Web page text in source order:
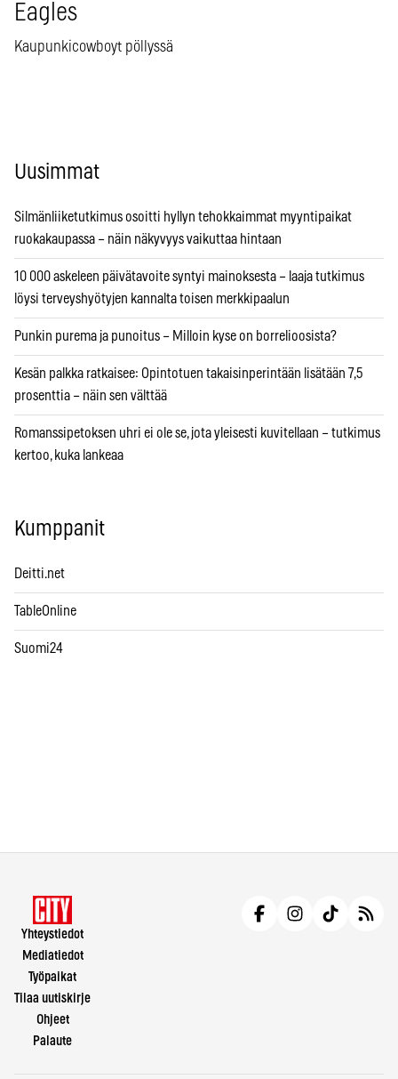
Eagles
Kaupunkicowboyt pöllyssä
Uusimmat
Silmänliiketutkimus osoitti hyllyn tehokkaimmat myyntipaikat
ruokakaupassa – näin näkyvyys vaikuttaa hintaan
10 000 askeleen päivätavoite syntyi mainoksesta – laaja tutkimus
löysi terveyshyötyjen kannalta toisen merkkipaalun
Punkin purema ja punoitus – Milloin kyse on borrelioosista?
Kesän palkka ratkaisee: Opintotuen takaisinperintään lisätään 7,5
prosenttia – näin sen välttää
Romanssipetoksen uhri ei ole se, jota yleisesti kuvitellaan – tutkimus
kertoo, kuka lankeaa
Kumppanit
Deitti.net
TableOnline
Suomi24
Yhteystiedot
Mediatiedot
Työpaikat
Tilaa uutiskirje
Ohjeet
Palaute